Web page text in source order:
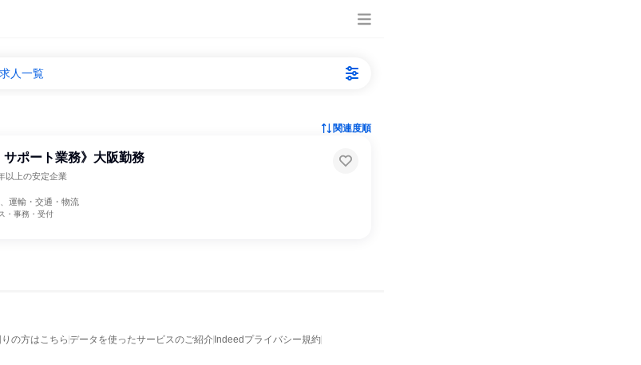
人一覧
関連度順
ポート業務》大阪勤務
以上の安定企業
運輸・交通・物流
・事務・受付
の方はこちら データを使ったサービスのご紹介 Indeedプライバシー規約